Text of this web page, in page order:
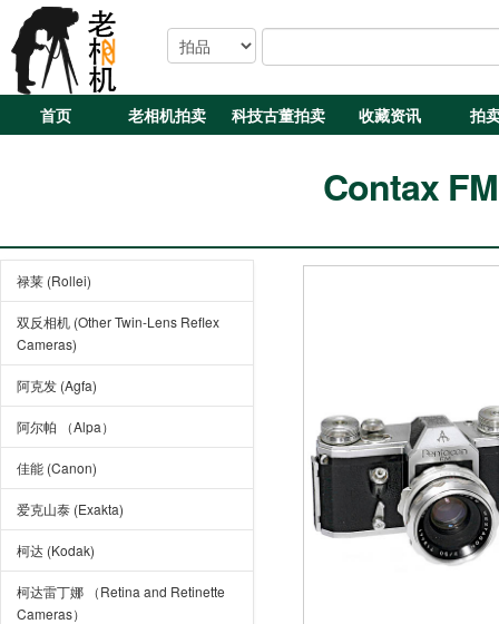
首页 老相机拍卖 科技古董拍卖 收藏资讯 拍
Contax
禄莱 (Rollei)
双反相机 (Other Twin-Lens Reflex
Cameras)
阿克发 (Agfa)
阿尔帕 （Alpa）
佳能 (Canon)
爱克山泰 (Exakta)
柯达 (Kodak)
柯达雷丁娜 （Retina and Retinette
Cameras）